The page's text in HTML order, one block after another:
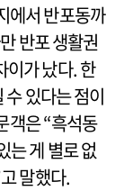
에서 반포동까
반포 생활권
이가 났다. 한
있다는 점이
객은 “흑석동
는 게 별로 없
말했다.